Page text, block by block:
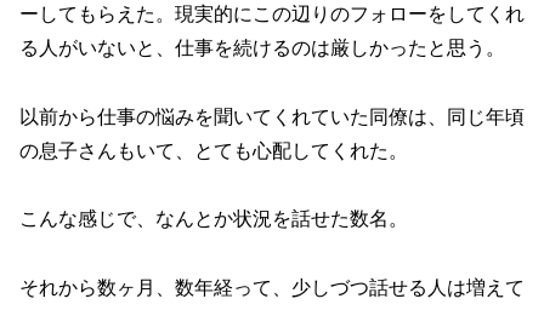
ーしてもらえた。現実的にこの辺りのフォローをしてくれ
る人がいないと、仕事を続けるのは厳しかったと思う。
以前から仕事の悩みを聞いてくれていた同僚は、同じ年頃
の息子さんもいて、とても心配してくれた。
こんな感じで、なんとか状況を話せた数名。
それから数ヶ月、数年経って、少しづつ話せる人は増えて